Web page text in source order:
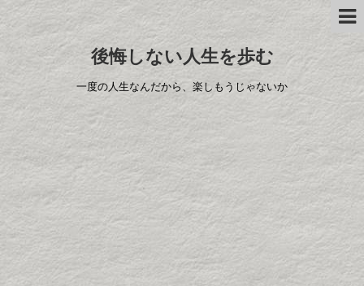
後悔しない人生を歩む
一度の人生なんだから、楽しもうじゃないか